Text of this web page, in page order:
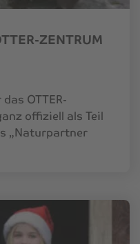
ZENTRUM
OTTER-
offiziell als Teil
„Naturpartner